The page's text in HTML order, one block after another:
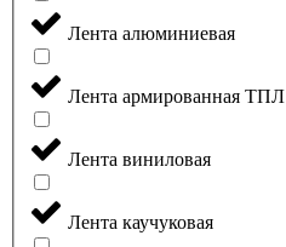
Лента алюминиевая
Лента армированная ТПЛ
Лента виниловая
Лента каучуковая